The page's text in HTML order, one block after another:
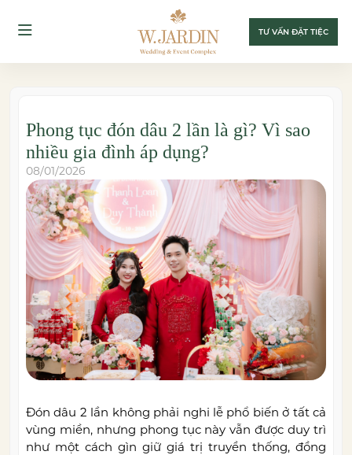
TƯ VẤN ĐẶT TIỆC
Phong tục đón dâu 2 lần là gì? Vì sao
nhiều gia đình áp dụng?
08/01/2026
Đón dâu 2 lần không phải nghi lễ phổ biến ở tất cả
vùng miền, nhưng phong tục này vẫn được duy trì
như một cách gìn giữ giá trị truyền thống, đồng